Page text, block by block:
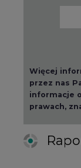
Więcej
przez nas
informacje
prawach,